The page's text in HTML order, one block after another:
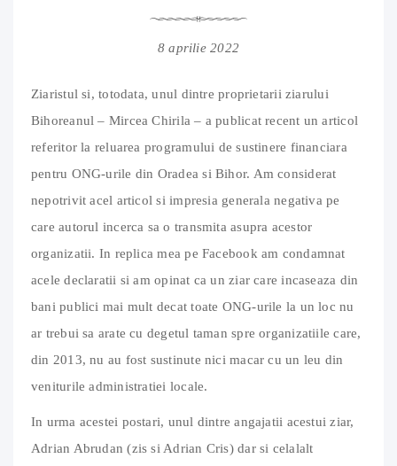
8 aprilie 2022
Ziaristul si, totodata, unul dintre proprietarii ziarului
Bihoreanul – Mircea Chirila – a publicat recent un articol
referitor la reluarea programului de sustinere financiara
pentru ONG-urile din Oradea si Bihor. Am considerat
nepotrivit acel articol si impresia generala negativa pe
care autorul incerca sa o transmita asupra acestor
organizatii. In replica mea pe Facebook am condamnat
acele declaratii si am opinat ca un ziar care incaseaza din
bani publici mai mult decat toate ONG-urile la un loc nu
ar trebui sa arate cu degetul taman spre organizatiile care,
din 2013, nu au fost sustinute nici macar cu un leu din
veniturile administratiei locale.
In urma acestei postari, unul dintre angajatii acestui ziar,
Adrian Abrudan (zis si Adrian Cris) dar si celalalt